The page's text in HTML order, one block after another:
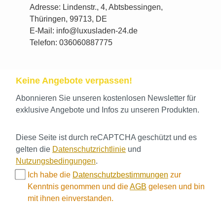
Adresse: Lindenstr., 4, Abtsbessingen,
Thüringen, 99713, DE
E-Mail: info@luxusladen-24.de
Telefon: 036060887775
Keine Angebote verpassen!
Abonnieren Sie unseren kostenlosen Newsletter für
exklusive Angebote und Infos zu unseren Produkten.
Diese Seite ist durch reCAPTCHA geschützt und es
gelten die Datenschutzrichtlinie und
Nutzungsbedingungen.
Ich habe die Datenschutzbestimmungen zur
Kenntnis genommen und dieAGB gelesen und bin
mit ihnen einverstanden.